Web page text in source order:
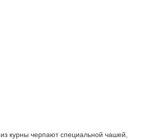
курны черпают специальной чашей,